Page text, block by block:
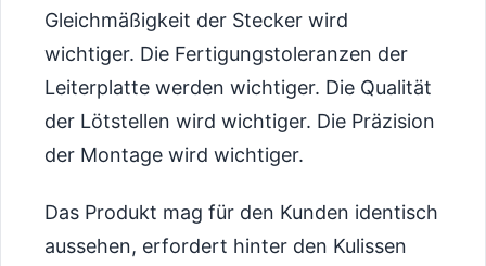
Gleichmäßigkeit der Stecker wird
wichtiger. Die Fertigungstoleranzen der
Leiterplatte werden wichtiger. Die Qualität
der Lötstellen wird wichtiger. Die Präzision
der Montage wird wichtiger.
Das Produkt mag für den Kunden identisch
aussehen, erfordert hinter den Kulissen